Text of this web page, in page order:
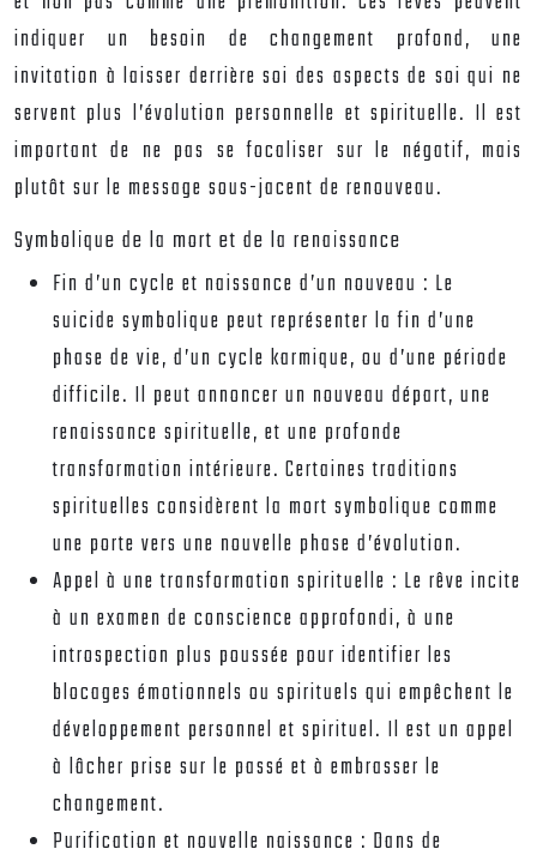
indiquer un besoin de changement profond, une
invitation à laisser derrière soi des aspects de soi qui ne
servent plus l’évolution personnelle et spirituelle. Il est
important de ne pas se focaliser sur le négatif, mais
plutôt sur le message sous-jacent de renouveau.
Symbolique de la mort et de la renaissance
Fin d’un cycle et naissance d’un nouveau : Le
suicide symbolique peut représenter la fin d’une
phase de vie, d’un cycle karmique, ou d’une période
difficile. Il peut annoncer un nouveau départ, une
renaissance spirituelle, et une profonde
transformation intérieure. Certaines traditions
spirituelles considèrent la mort symbolique comme
une porte vers une nouvelle phase d’évolution.
Appel à une transformation spirituelle : Le rêve incite
à un examen de conscience approfondi, à une
introspection plus poussée pour identifier les
blocages émotionnels ou spirituels qui empêchent le
développement personnel et spirituel. Il est un appel
à lâcher prise sur le passé et à embrasser le
changement.
Purification et nouvelle naissance : Dans de